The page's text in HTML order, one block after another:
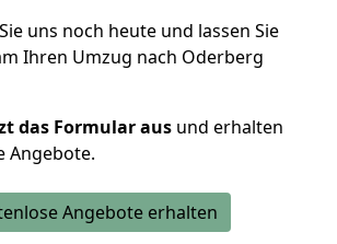
uns noch heute und lassen Sie
Ihren Umzug nach Oderberg
das Formular aus und erhalten
Angebote.
Angebote erhalten